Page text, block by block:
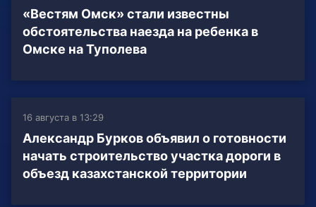
«Вестям Омск» стали известны
обстоятельства наезда на ребенка в
Омске на Туполева
16 августа в 13:29
Александр Бурков объявил о готовности
начать строительство участка дороги в
объезд казахстанской территории